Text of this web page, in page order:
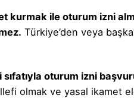
kurmak ile oturum izni
Türkiye’den veya
oturum izni
olmak ve yasal ikamet